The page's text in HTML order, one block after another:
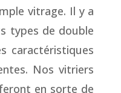
vitrage. Il y a
types de double
caractéristiques
Nos vitriers
en sorte de